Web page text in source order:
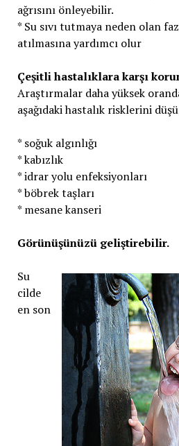
ağrısını önleyebilir.
* Su sıvı tutmaya neden olan
atılmasına yardımcı olur
Çeşitli hastalıklara karşı
Araştırmalar daha yüksek
aşağıdaki hastalık risklerini
* soğuk algınlığı
* kabızlık
* idrar yolu enfeksiyonları
* böbrek taşları
* mesane kanseri
Görünüşünüzü geliştirebilir.
Su
cilde
en son